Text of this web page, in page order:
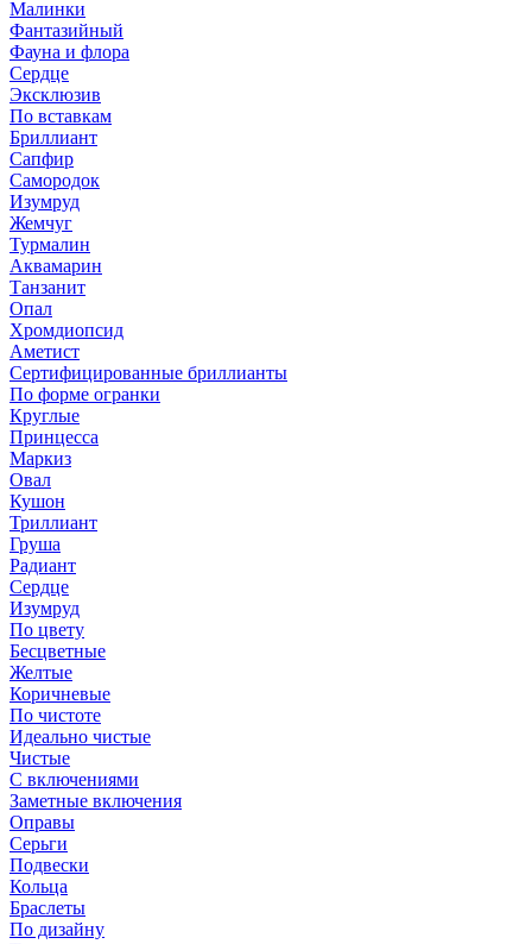
Малинки
Фантазийный
Фауна и флора
Сердце
Эксклюзив
По вставкам
Бриллиант
Сапфир
Самородок
Изумруд
Жемчуг
Турмалин
Аквамарин
Танзанит
Опал
Хромдиопсид
Аметист
Сертифицированные бриллианты
По форме огранки
Круглые
Принцесса
Маркиз
Овал
Кушон
Триллиант
Груша
Радиант
Сердце
Изумруд
По цвету
Бесцветные
Желтые
Коричневые
По чистоте
Идеально чистые
Чистые
С включениями
Заметные включения
Оправы
Серьги
Подвески
Кольца
Браслеты
По дизайну